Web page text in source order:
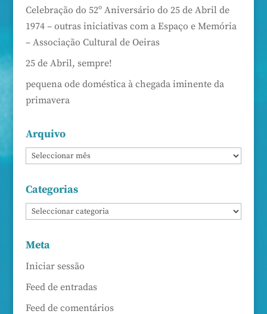
Celebração do 52º Aniversário do 25 de Abril de
1974 – outras iniciativas com a Espaço e Memória
– Associação Cultural de Oeiras
25 de Abril, sempre!
pequena ode doméstica à chegada iminente da
primavera
Arquivo
Categorias
Meta
Iniciar sessão
Feed de entradas
Feed de comentários